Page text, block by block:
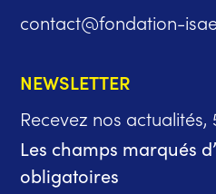
contact@fondation-
NEWSLETTER
Recevez nos actualités,
Les champs marqués
obligatoires